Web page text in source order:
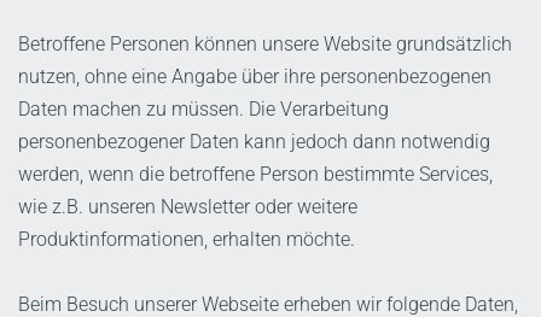
Betroffene Personen können unsere Website grundsätzlich
nutzen, ohne eine Angabe über ihre personenbezogenen
Daten machen zu müssen. Die Verarbeitung
personenbezogener Daten kann jedoch dann notwendig
werden, wenn die betroffene Person bestimmte Services,
wie z.B. unseren Newsletter oder weitere
Produktinformationen, erhalten möchte.
Beim Besuch unserer Webseite erheben wir folgende Daten,